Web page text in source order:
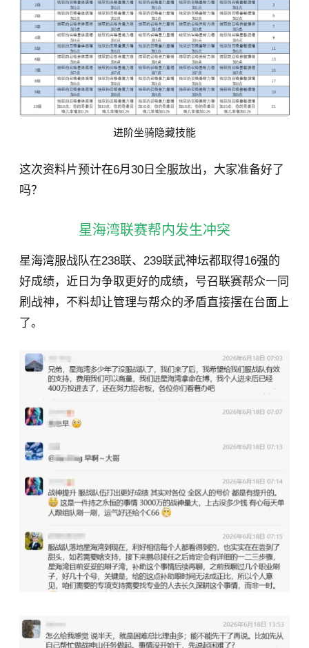
进阶坐骑隐藏技能
这次资料片预计在6月30日全服放出，大家准备好了
吗？
星海湾联赛帮内发生冲突
星海湾服战队在238联、239联武神坛都取得16强的
好成绩，近日为争取更好的成绩，号召联赛帮众一同
刷战神，不料却让管理与帮众的矛盾直接摆在台面上
了。